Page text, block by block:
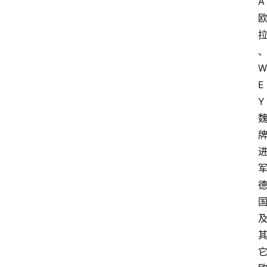
欧
拉
、
W
E
Y
魏
牌
进
军
德
国
及
其
它